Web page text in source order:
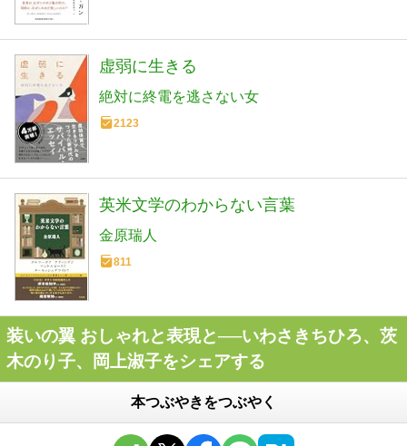
虚弱に生きる
絶対に終電を逃さない女
2123
英米文学のわからない言葉
金原瑞人
811
装いの翼 おしゃれと表現と──いわさきちひろ、茨
木のり子、岡上淑子をシェアする
本つぶやきをつぶやく